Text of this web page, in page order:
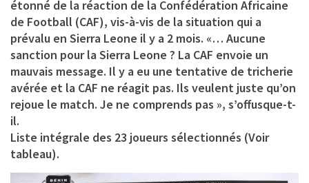
étonné de la réaction de la Confédération Africaine
de Football (CAF), vis-à-vis de la situation qui a
prévalu en Sierra Leone il y a 2 mois. «… Aucune
sanction pour la Sierra Leone ? La CAF envoie un
mauvais message. Il y a eu une tentative de tricherie
avérée et la CAF ne réagit pas. Ils veulent juste qu’on
rejoue le match. Je ne comprends pas », s’offusque-t-
il.
Liste intégrale des 23 joueurs sélectionnés (Voir
tableau).